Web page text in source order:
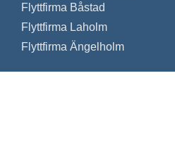
Flyttfirma Båstad
Flyttfirma Laholm
Flyttfirma Ängelholm